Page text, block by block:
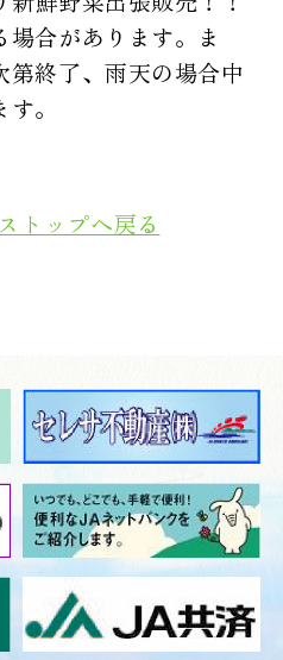
合があります。ま
第終了、雨天の場合中
。
トップへ戻る